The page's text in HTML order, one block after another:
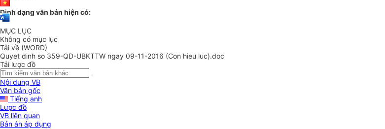
Định dạng văn bản hiện có:
MỤC LỤC
Không có mục lục
Tải về (WORD)
Quyet dinh so 359-QD-UBKTTW ngay 09-11-2016 (Con hieu luc).doc
Tải lược đồ
Nội dung VB
Văn bản gốc
Tiếng anh
Lược đồ
VB liên quan
Bản án áp dụng